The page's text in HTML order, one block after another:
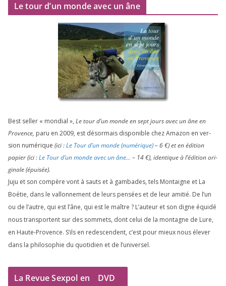
Le tour d’un monde avec un âne
Best sel­ler « mon­dial », Le tour d’un monde en sept jours avec un âne en
Provence, paru en 2009, est désor­mais dis­po­nible chez Amazon en ver­
sion numé­rique (ici :Le Tour d’un monde (numé­rique)–6€) et en édi­tion
papier (ici :Le Tour d’un monde avec un âne… – 14€), iden­tique à l’é­di­tion ori­
gi­nale (épui­sée).
Juju et son com­père vont à sauts et à gam­bades, tels Montaigne et La
Boétie, dans le val­lon­ne­ment de leurs pen­sées et de leur ami­tié. De l’un
ou de l’autre, qui est l’âne, qui est le maître ? L’auteur et son digne équi­dé
nous trans­portent sur des som­mets, dont celui de la mon­tagne de Lure,
en Haute-Provence. S’ils en redes­cendent, c’est pour mieux nous éle­ver
dans la phi­lo­so­phie du quo­ti­dien et de l’universel.
La Revue Sexpol en DVD